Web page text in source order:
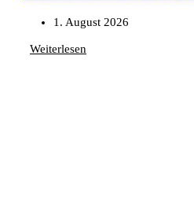
1. August 2026
Weiterlesen